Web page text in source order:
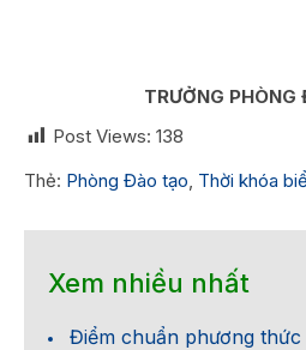
TRƯỞNG PHÒNG
Post Views: 138
Thẻ: Phòng Đào tạo, Thời khóa
Xem nhiều nhất
Điểm chuẩn phương